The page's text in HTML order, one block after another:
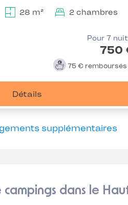
28 m² 2 chambres
Pour 7
750
75 € remboursés
Détails
supplémentaires
campings dans le